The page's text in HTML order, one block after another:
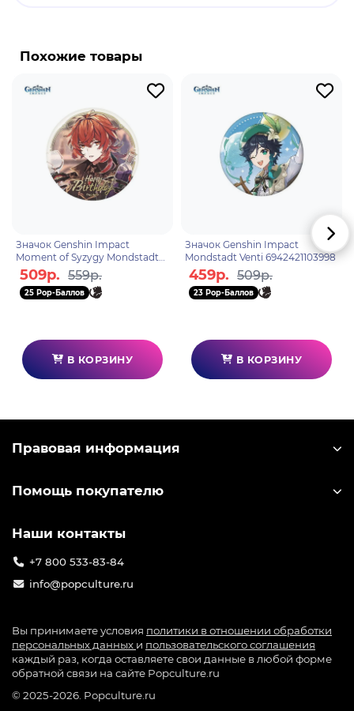
Сяо - играбельный Анемо персонаж. Он адепт и
якса, оставшийся в живых. В настоящее время он
проживает на постоялом дворе "Ваншу",
продолжая исполнять контракт и изолируя себя
от общения со смертными.
Похожие товары
Значок Genshin Impact
Moment of Syzygy Mondstadt
Diluc 6942421105862
509р. 559р.
25 Pop-Баллов
В КОРЗИНУ
Значок Genshin Impact
Mondstadt Venti 6942421103998
459р. 509р.
23 Pop-Баллов
В КОРЗИНУ
Правовая информация
Помощь покупателю
Наши контакты
+7 800 533-83-84
info@popculture.ru
Вы принимаете условия политики в отношении обработки
персональных данных и пользовательского соглашения
каждый раз, когда оставляете свои данные в любой форме
обратной связи на сайте Popculture.ru
© 2025-2026. Popculture.ru